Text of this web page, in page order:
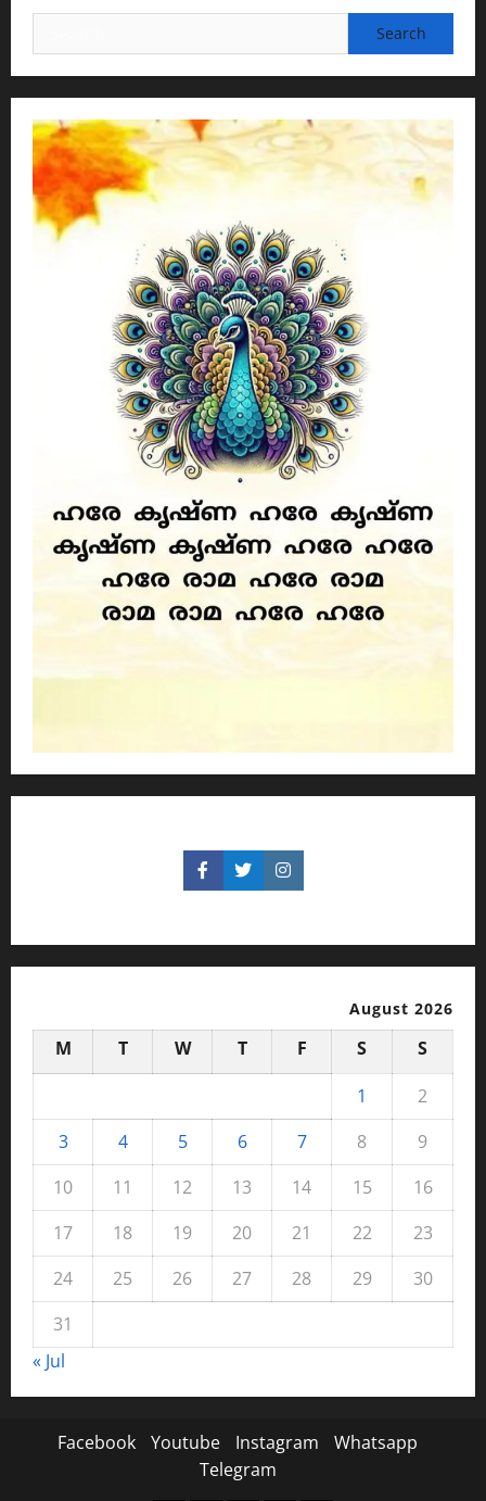
August 2026
M T W T F S
S
1
2
3
4 5 6 7 8
9
10
11 12 13 14 15
16
17
18 19 20 21 22
23
24
25 26 27 28 29
30
31
« Jul
Facebook Youtube Instagram
Whatsapp
Telegram